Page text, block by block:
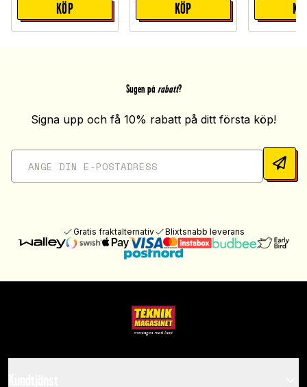
KÖP KÖP
Sugen på rabatt?
Signa upp och få 10% rabatt på ditt första köp!
Gratis fraktalternativ Blixtsnabb leverans